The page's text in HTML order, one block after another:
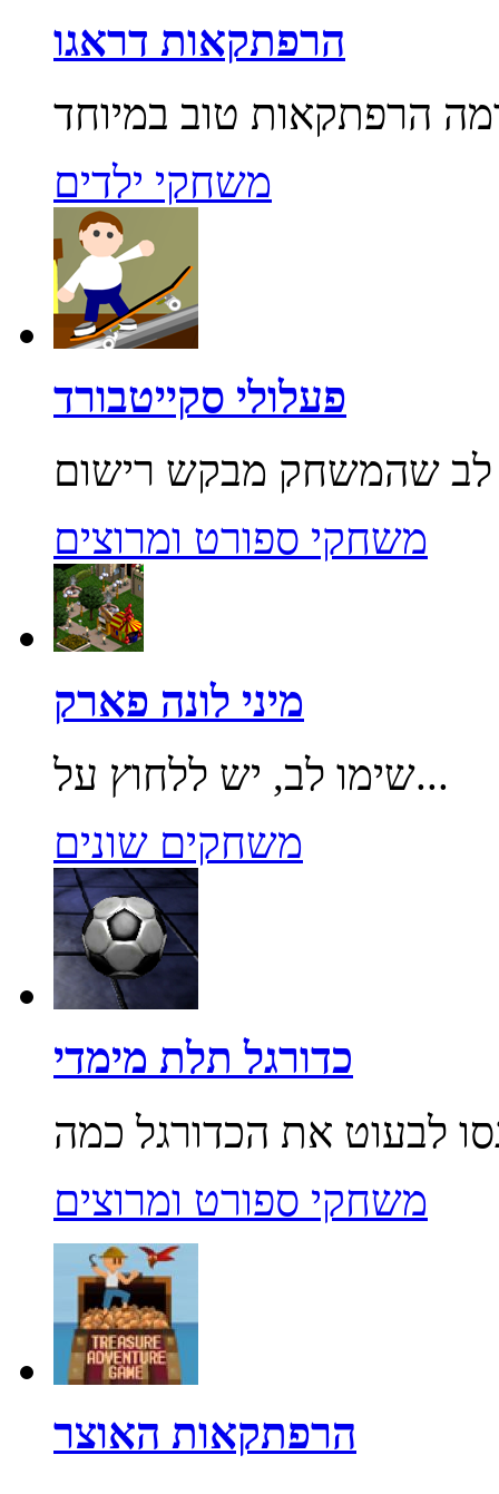
הרפתקאות דראגו
משחקי ילדים
פעלולי סקייטבורד
משחקי ספורט ומרוצים
מיני לונה פארק
שימו לב, יש ללחוץ על...
משחקים שונים
כדורגל תלת מימדי
משחקי ספורט ומרוצים
הרפתקאות האוצר